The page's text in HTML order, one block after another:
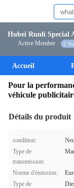
Hubei Runli Special
Active Member 2
Accueil
Pour la
véhicule
Détails du produit
condition:
Type de
transmission:
Norme d'émission:
Type de